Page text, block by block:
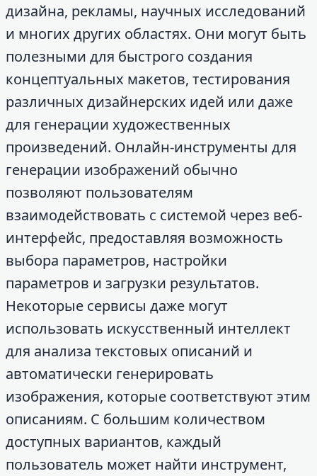
дизайна, рекламы, научных исследований
и многих других областях. Они могут быть
полезными для быстрого создания
концептуальных макетов, тестирования
различных дизайнерских идей или даже
для генерации художественных
произведений. Онлайн-инструменты для
генерации изображений обычно
позволяют пользователям
взаимодействовать с системой через веб-
интерфейс, предоставляя возможность
выбора параметров, настройки
параметров и загрузки результатов.
Некоторые сервисы даже могут
использовать искусственный интеллект
для анализа текстовых описаний и
автоматически генерировать
изображения, которые соответствуют этим
описаниям. С большим количеством
доступных вариантов, каждый
пользователь может найти инструмент,